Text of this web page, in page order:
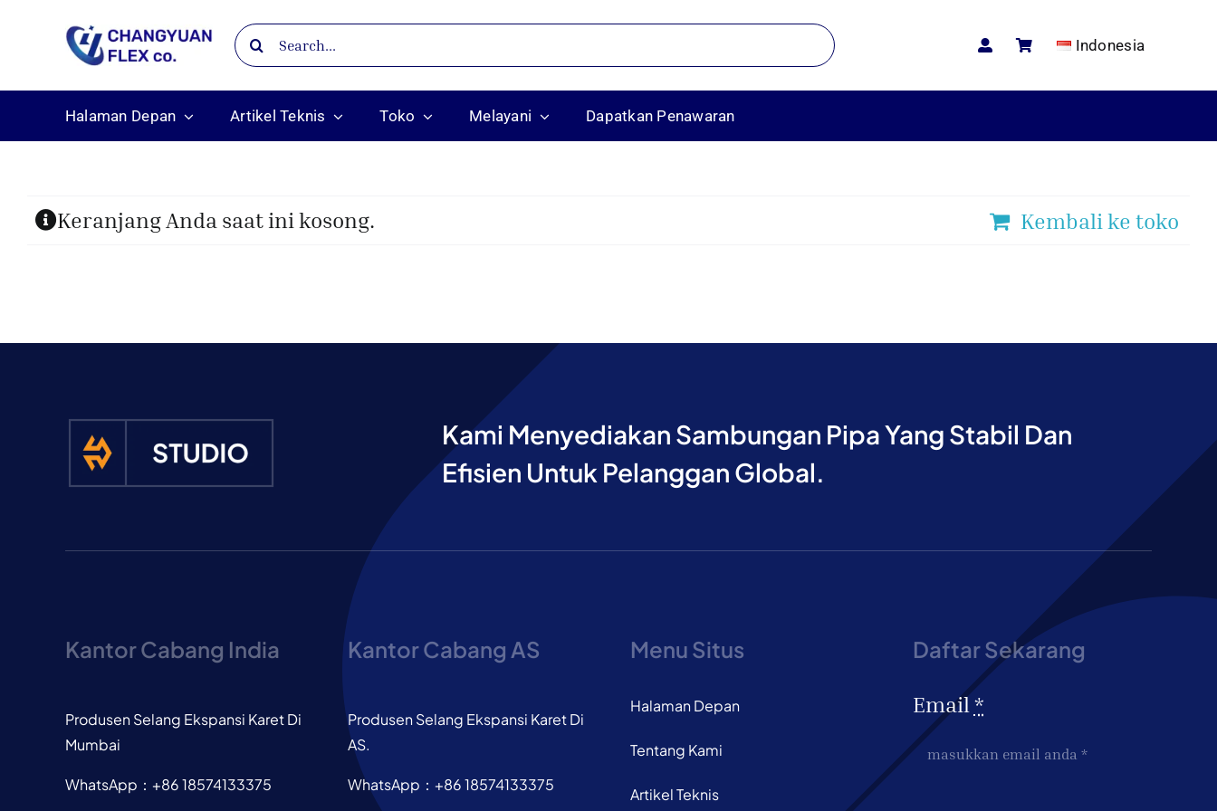
content
Search
for:
Indonesia
Halaman Depan Artikel Teknis Toko Melayani Dapatkan Penawaran
Keranjang Anda saat ini kosong. Kembali ke toko
Kami Menyediakan Sambungan Pipa Yang Stabil Dan
Efisien Untuk Pelanggan Global.
Kantor Cabang India
Produsen Selang Ekspansi Karet Di
Mumbai
WhatsApp：+86 18574133375
Kantor Cabang AS
Produsen Selang Ekspansi Karet Di
AS.
WhatsApp：+86 18574133375
Menu Situs
Halaman Depan
Tentang Kami
Artikel Teknis
Daftar Sekarang
Email *